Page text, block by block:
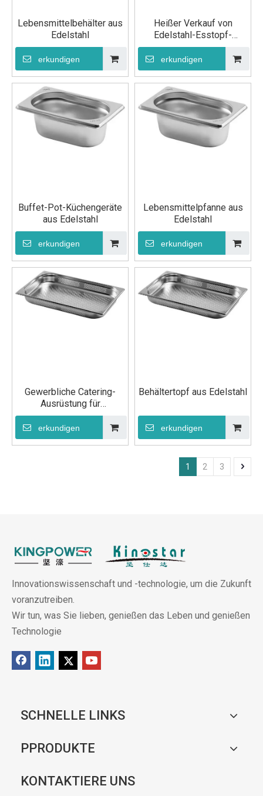
Lebensmittelbehälter aus
Edelstahl
erkundigen
Heißer Verkauf von
Edelstahl-Esstopf-
Küchengeräten
erkundigen
Buffet-Pot-Küchengeräte
aus Edelstahl
erkundigen
Lebensmittelpfanne aus
Edelstahl
erkundigen
Gewerbliche Catering-
Ausrüstung für
Lebensmitteltöpfe aus
Edelstahl
erkundigen
Behältertopf aus Edelstahl
erkundigen
1 2 3
Innovationswissenschaft und -technologie, um die Zukunft
voranzutreiben.
Wir tun, was Sie lieben, genießen das Leben und genießen
Technologie
SCHNELLE LINKS
PPRODUKTE
KONTAKTIERE UNS